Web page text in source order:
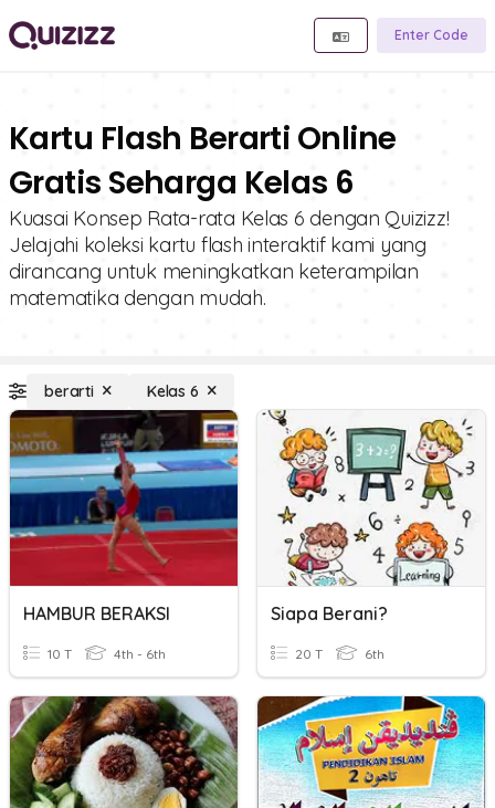
Enter Code
Kartu Flash Berarti Online
Gratis Seharga Kelas 6
Kuasai Konsep Rata-rata Kelas 6 dengan Quizizz!
Jelajahi koleksi kartu flash interaktif kami yang
dirancang untuk meningkatkan keterampilan
matematika dengan mudah.
berarti Kelas 6
HAMBUR BERAKSI
10 T 4th - 6th
Siapa Berani?
20 T 6th